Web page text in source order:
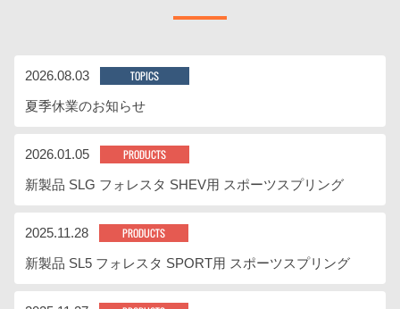
2026.08.03 TOPICS
夏季休業のお知らせ
2026.01.05 PRODUCTS
新製品 SLG フォレスタ SHEV用 スポーツスプリング
2025.11.28 PRODUCTS
新製品 SL5 フォレスタ SPORT用 スポーツスプリング